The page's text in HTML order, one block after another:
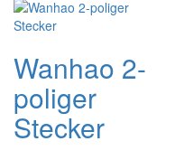
Wanhao 2-
poliger
Stecker